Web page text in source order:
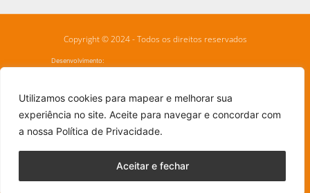
Utilizamos cookies para mapear e melhorar sua
experiência no site. Aceite para navegar e concordar com
a nossa Política de Privacidade.
Aceitar e fechar
Copyright © 2024 - Todos os direitos reservados
Desenvolvimento: